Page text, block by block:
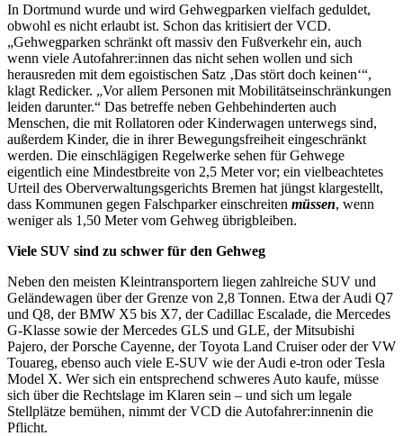
In Dortmund wurde und wird Gehwegparken vielfach geduldet,
obwohl es nicht erlaubt ist. Schon das kritisiert der VCD.
„Gehwegparken schränkt oft massiv den Fußverkehr ein, auch
wenn viele Autofahrer:innen das nicht sehen wollen und sich
herausreden mit dem egoistischen Satz ‚Das stört doch keinen‘“,
klagt Redicker. „Vor allem Personen mit Mobilitätseinschränkungen
leiden darunter.“ Das betreffe neben Gehbehinderten auch
Menschen, die mit Rollatoren oder Kinderwagen unterwegs sind,
außerdem Kinder, die in ihrer Bewegungsfreiheit eingeschränkt
werden. Die einschlägigen Regelwerke sehen für Gehwege
eigentlich eine Mindestbreite von 2,5 Meter vor; ein vielbeachtetes
Urteil des Oberverwaltungsgerichts Bremen hat jüngst klargestellt,
dass Kommunen gegen Falschparker einschreiten müssen, wenn
weniger als 1,50 Meter vom Gehweg übrigbleiben.
Viele SUV sind zu schwer für den Gehweg
Neben den meisten Kleintransportern liegen zahlreiche SUV und
Geländewagen über der Grenze von 2,8 Tonnen. Etwa der Audi Q7
und Q8, der BMW X5 bis X7, der Cadillac Escalade, die Mercedes
G-Klasse sowie der Mercedes GLS und GLE, der Mitsubishi
Pajero, der Porsche Cayenne, der Toyota Land Cruiser oder der VW
Touareg, ebenso auch viele E-SUV wie der Audi e-tron oder Tesla
Model X. Wer sich ein entsprechend schweres Auto kaufe, müsse
sich über die Rechtslage im Klaren sein – und sich um legale
Stellplätze bemühen, nimmt der VCD die Autofahrer:innenin die
Pflicht.